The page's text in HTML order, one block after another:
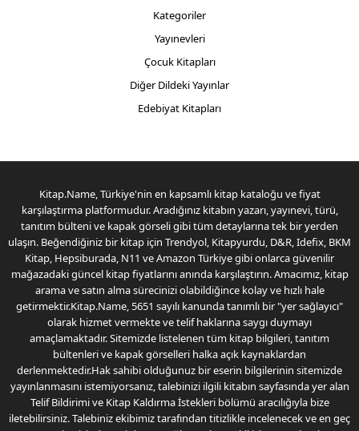
Kategoriler
Yayınevleri
Çocuk Kitapları
Diğer Dildeki Yayınlar
Edebiyat Kitapları
Kitap.Name, Türkiye'nin en kapsamlı kitap kataloğu ve fiyat
karşılaştırma platformudur. Aradığınız kitabın yazarı, yayınevi, türü,
tanıtım bülteni ve kapak görseli gibi tüm detaylarına tek bir yerden
ulaşın. Beğendiğiniz bir kitap için Trendyol, Kitapyurdu, D&R, Idefix, BKM
Kitap, Hepsiburada, N11 ve Amazon Türkiye gibi onlarca güvenilir
mağazadaki güncel kitap fiyatlarını anında karşılaştırın. Amacımız, kitap
arama ve satın alma sürecinizi olabildiğince kolay ve hızlı hale
getirmektir.Kitap.Name, 5651 sayılı kanunda tanımlı bir "yer sağlayıcı"
olarak hizmet vermekte ve telif haklarına saygı duymayı
amaçlamaktadır. Sitemizde listelenen tüm kitap bilgileri, tanıtım
bültenleri ve kapak görselleri halka açık kaynaklardan
derlenmektedir.Hak sahibi olduğunuz bir eserin bilgilerinin sitemizde
yayınlanmasını istemiyorsanız, talebinizi ilgili kitabın sayfasında yer alan
Telif Bildirimi ve Kitap Kaldırma İstekleri bölümü aracılığıyla bize
iletebilirsiniz. Talebiniz ekibimiz tarafından titizlikle incelenecek ve en geç